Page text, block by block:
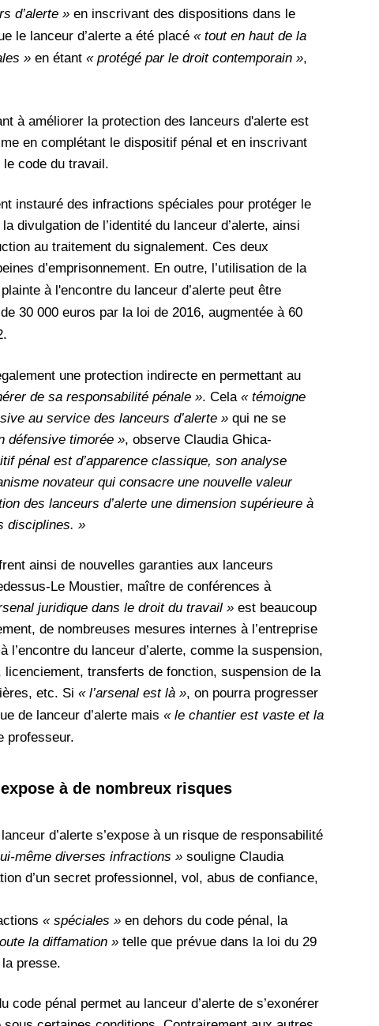
d’alerte » en inscrivant des dispositions dans le
le lanceur d’alerte a été placé « tout en haut de la
» en étant « protégé par le droit contemporain »,
à améliorer la protection des lanceurs d'alerte est
en complétant le dispositif pénal et en inscrivant
code du travail.
instauré des infractions spéciales pour protéger le
divulgation de l’identité du lanceur d’alerte, ainsi
au traitement du signalement. Ces deux
d’emprisonnement. En outre, l’utilisation de la
à l'encontre du lanceur d’alerte peut être
30 000 euros par la loi de 2016, augmentée à 60
une protection indirecte en permettant au
de sa responsabilité pénale ». Cela « témoigne
au service des lanceurs d’alerte » qui ne se
défensive timorée », observe Claudia Ghica-
pénal est d’apparence classique, son analyse
novateur qui consacre une nouvelle valeur
des lanceurs d’alerte une dimension supérieure à
disciplines. »
ainsi de nouvelles garanties aux lanceurs
Le Moustier, maître de conférences à
juridique dans le droit du travail » est beaucoup
de nombreuses mesures internes à l’entreprise
l’encontre du lanceur d’alerte, comme la suspension,
licenciement, transferts de fonction, suspension de la
etc. Si « l’arsenal est là », on pourra progresser
de lanceur d’alerte mais « le chantier est vaste et la
professeur.
à de nombreux risques
d’alerte s’expose à un risque de responsabilité
même diverses infractions » souligne Claudia
d’un secret professionnel, vol, abus de confiance,
« spéciales » en dehors du code pénal, la
la diffamation » telle que prévue dans la loi du 29
presse.
code pénal permet au lanceur d’alerte de s’exonérer